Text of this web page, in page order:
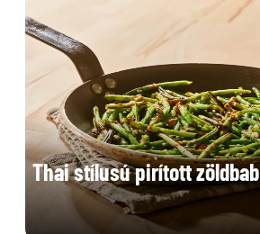
Thai stílusú pirított zöldbab